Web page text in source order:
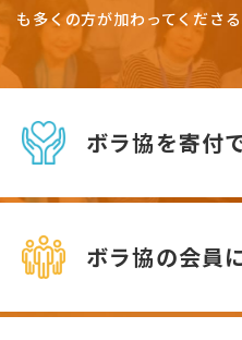
も多くの方が加わってくださ
ボラ協を寄付
ボラ協の会員